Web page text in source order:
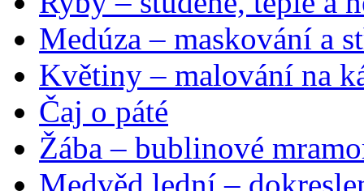
Medúza – maskování a
Květiny – malování na
Čaj o páté
Žába – bublinové